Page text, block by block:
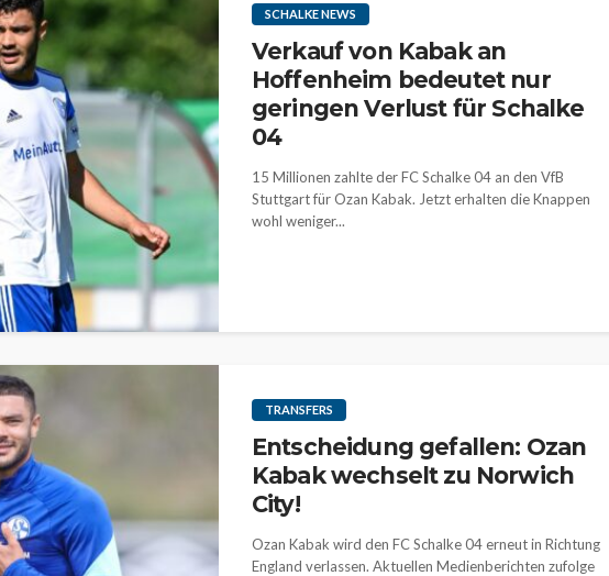
SCHALKE NEWS
Verkauf von Kabak an
Hoffenheim bedeutet nur
geringen Verlust für Schalke
04
15 Millionen zahlte der FC Schalke 04 an den VfB
Stuttgart für Ozan Kabak. Jetzt erhalten die Knappen
wohl weniger...
TRANSFERS
Entscheidung gefallen: Ozan
Kabak wechselt zu Norwich
City!
Ozan Kabak wird den FC Schalke 04 erneut in Richtung
England verlassen. Aktuellen Medienberichten zufolge